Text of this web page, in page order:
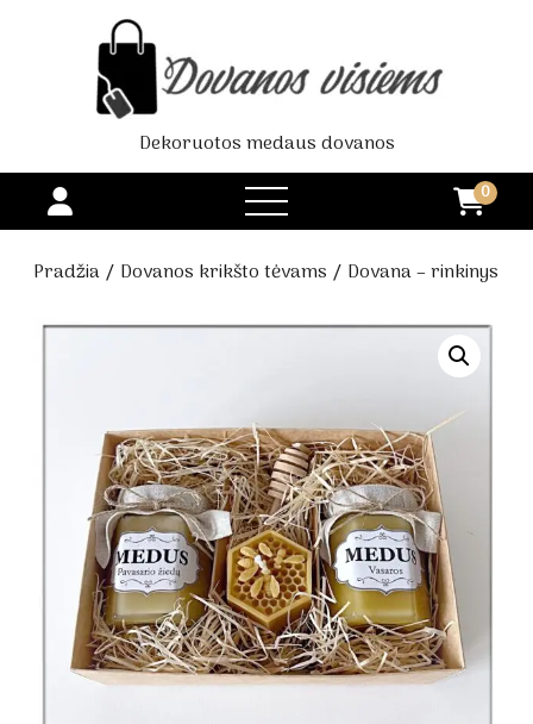
Dekoruotos medaus dovanos
open
menu
0
Pradžia/ Dovanos krikšto tėvams / Dovana – rinkinys